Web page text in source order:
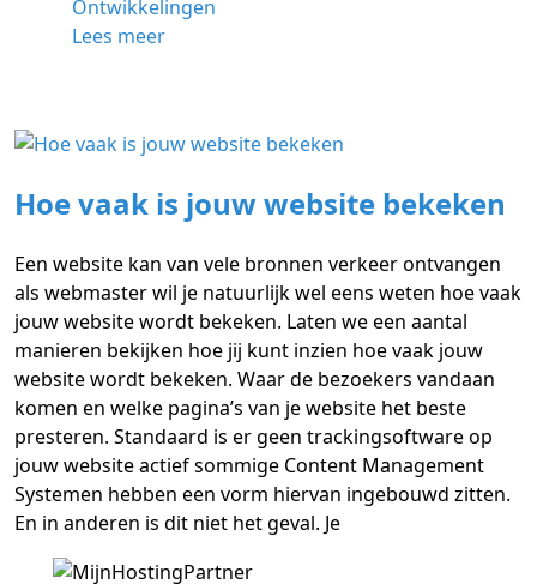
Ontwikkelingen
Lees meer
Hoe vaak is jouw website bekeken
Een website kan van vele bronnen verkeer ontvangen
als webmaster wil je natuurlijk wel eens weten hoe vaak
jouw website wordt bekeken. Laten we een aantal
manieren bekijken hoe jij kunt inzien hoe vaak jouw
website wordt bekeken. Waar de bezoekers vandaan
komen en welke pagina’s van je website het beste
presteren. Standaard is er geen trackingsoftware op
jouw website actief sommige Content Management
Systemen hebben een vorm hiervan ingebouwd zitten.
En in anderen is dit niet het geval. Je